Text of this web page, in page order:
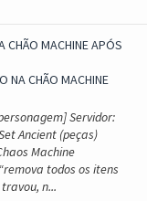
CHÃO MACHINE APÓS
NA CHÃO MACHINE
Servidor:
Ancient (peças)
Machine
todos os itens
n...